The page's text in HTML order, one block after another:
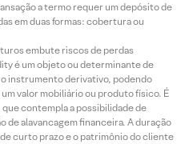
a termo requer um depósito de
em duas formas: cobertura ou
embute riscos de perdas
é um objeto ou determinante de
instrumento derivativo, podendo
valor mobiliário ou produto físico. É
contempla a possibilidade de
de alavancagem financeira. A duração
curto prazo e o patrimônio do cliente